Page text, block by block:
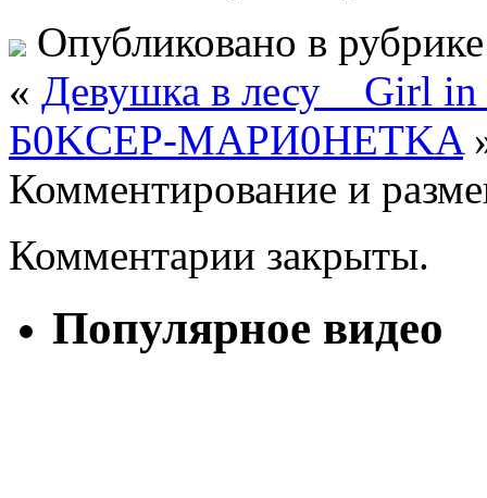
Опубликовано в
« Девушка в лесу _ Girl
Б0KCEP-MAPИ0HETKA
Комментирование и
Комментарии закрыты.
Популярное видео